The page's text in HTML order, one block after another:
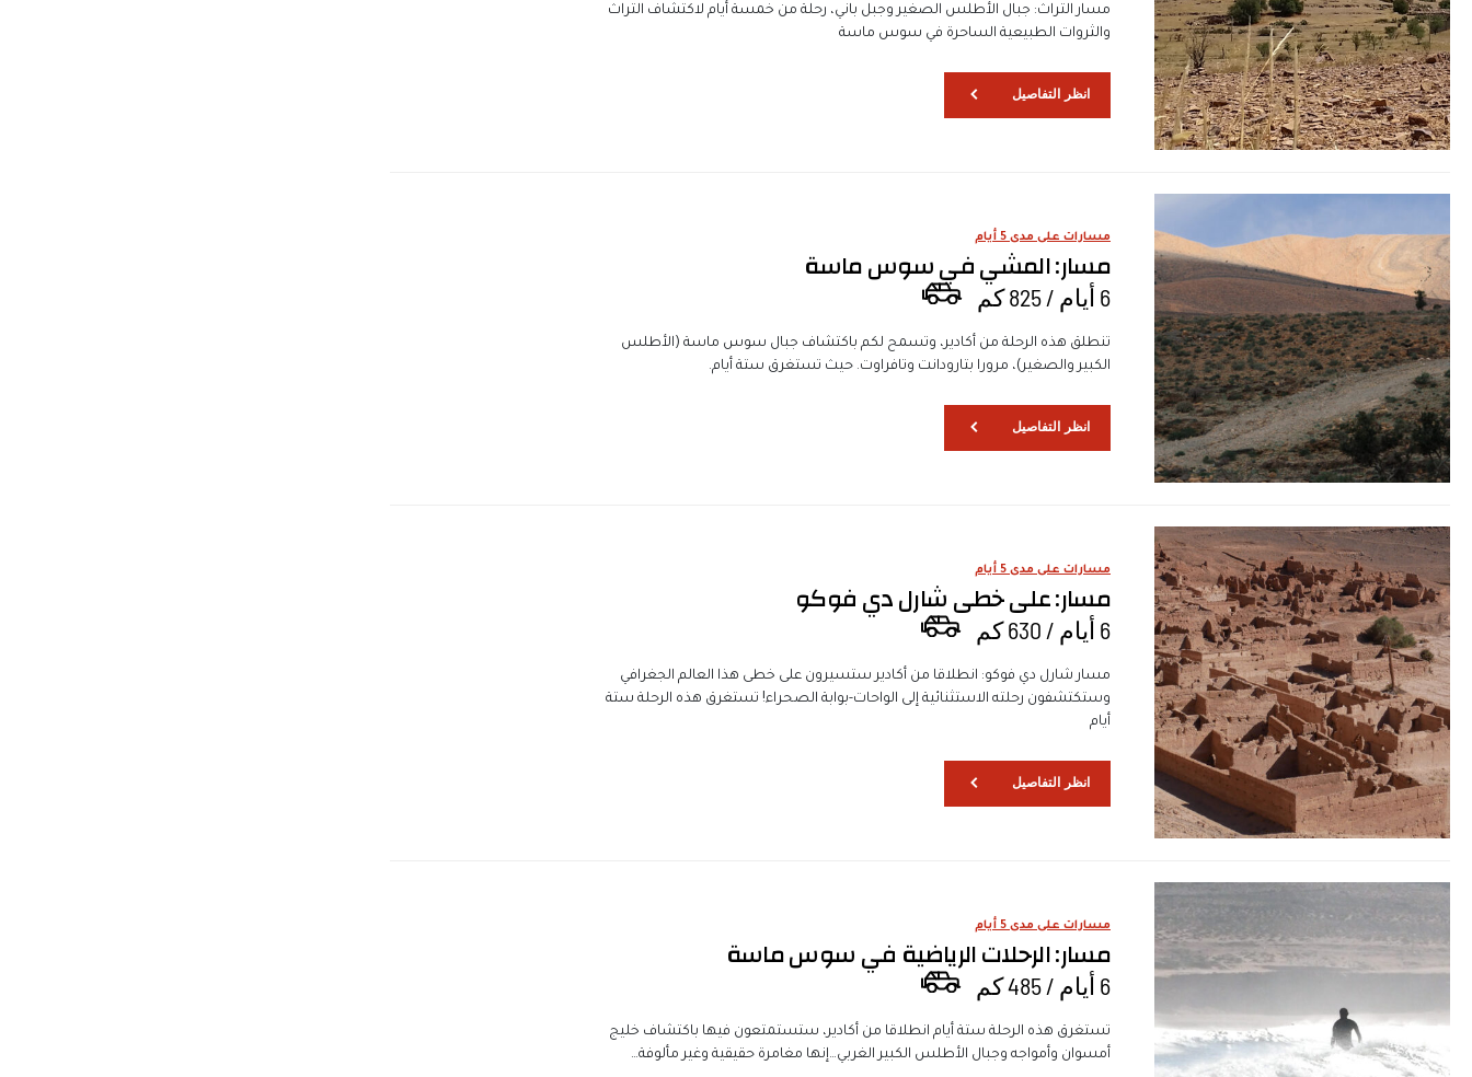
مسار التراث: جبال الأطلس الصغير وجبل باني، رحلة من خمسة أيام لاكتشاف التراث
والثروات الطبيعية الساحرة في سوس ماسة
انظر التفاصيل
مسارات على مدى 5 أيام
مسار: المشي في سوس ماسة
6 أيام / ‭825‬ كم
تنطلق هذه الرحلة من أكادير، وتسمح لكم باكتشاف جبال سوس ماسة (الأطلس
الكبير والصغير)، مرورا بتارودانت وتافراوت. حيث تستغرق ستة أيام.
انظر التفاصيل
مسارات على مدى 5 أيام
مسار: على خطى شارل دي فوكو
6 أيام / 630 كم
مسار شارل دي فوكو: انطلاقا من أكادير ستسيرون على خطى هذا العالم الجغرافي
وستكتشفون رحلته الاستثنائية إلى الواحات-بوابة الصحراء! تستغرق هذه الرحلة ستة
أيام
انظر التفاصيل
مسارات على مدى 5 أيام
مسار: الرحلات الرياضية في سوس ماسة
6 أيام / ‭485‬ كم
تستغرق هذه الرحلة ستة أيام انطلاقا من أكادير، ستستمتعون فيها باكتشاف خليج
أمسوان وأمواجه وجبال الأطلس الكبير الغربي…إنها مغامرة حقيقية وغير مألوفة…